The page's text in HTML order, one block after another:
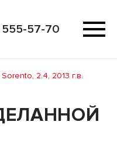
57-70
Sorento, 2.4, 2013 г.в.